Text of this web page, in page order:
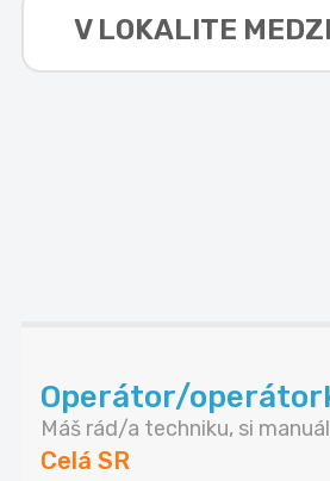
V LOKALITE
Operátor/
Máš rád/a techniku, si
Celá SR